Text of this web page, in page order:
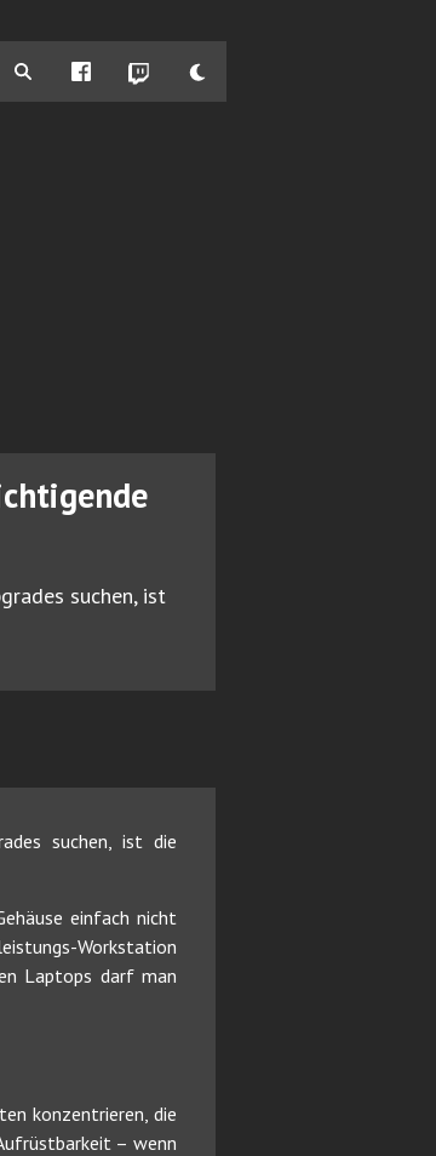
suchen, ist
suchen, ist die
einfach nicht
Workstation
Laptops darf man
konzentrieren, die
– wenn